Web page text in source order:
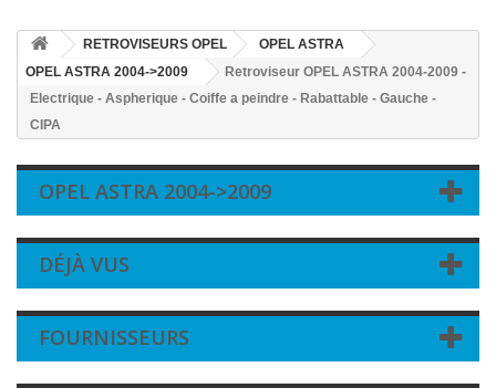
RETROVISEURS OPEL
OPEL ASTRA
OPEL ASTRA 2004->2009
Retroviseur OPEL ASTRA 2004-2009 -
Electrique - Aspherique - Coiffe a peindre - Rabattable - Gauche -
CIPA
OPEL ASTRA 2004->2009
DÉJÀ VUS
FOURNISSEURS